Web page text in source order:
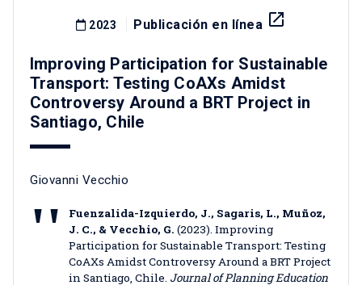
2023 Publicación en línea launch
Improving Participation for Sustainable
Transport: Testing CoAXs Amidst
Controversy Around a BRT Project in
Santiago, Chile
Giovanni Vecchio
Fuenzalida-Izquierdo, J., Sagaris, L., Muñoz,
J. C., & Vecchio, G. (2023). Improving
Participation for Sustainable Transport: Testing
CoAXs Amidst Controversy Around a BRT Project
in Santiago, Chile. Journal of Planning Education